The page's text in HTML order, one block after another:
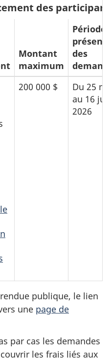
des
Montant
maximum
Période
des
200 000 $
Du 25
au 16
2026
publique, le lien
une page de
par cas les demandes
les frais liés aux